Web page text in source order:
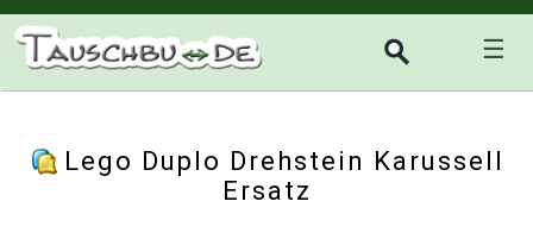
☰
Lego Duplo Drehstein Karussell
Ersatz